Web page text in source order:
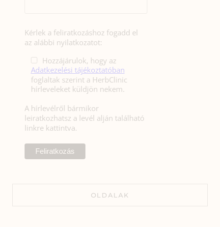
Kérlek a feliratkozáshoz fogadd el
az alábbi nyilatkozatot:
Hozzájárulok, hogy az
Adatkezelési tájékoztatóban
foglaltak szerint a HerbClinic
hírleveleket küldjön nekem.
A hírlevélről bármikor
leiratkozhatsz a levél alján található
linkre kattintva.
OLDALAK